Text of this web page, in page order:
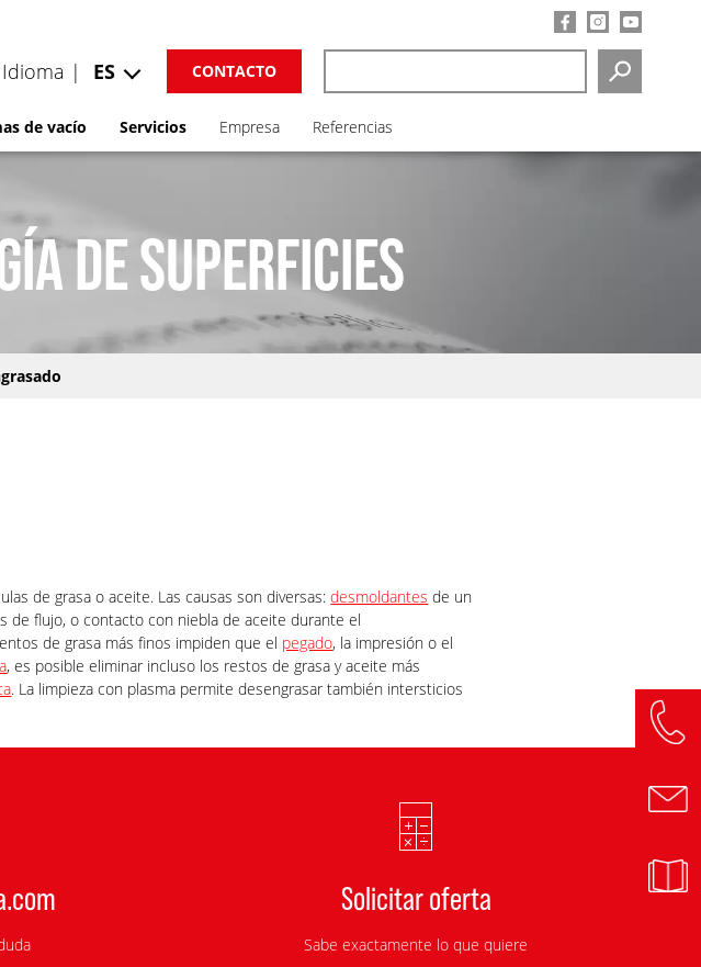
SEARCH
CONTACTO
Idioma | ES
de vacío Servicios Empresa Referencias
DE SUPERFICIES
de grasa o aceite. Las causas son diversas:desmoldantes de un
de flujo, o contacto con niebla de aceite durante el
de grasa más finos impiden que el pegado, la impresión o el
, es posible eliminar incluso los restos de grasa y aceite más
. La limpieza con plasma permite desengrasar también intersticios
Solicitar oferta
Sabe exactamente lo que quiere